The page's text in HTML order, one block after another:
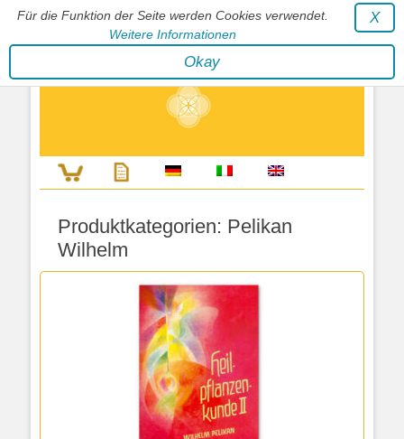
Für die Funktion der Seite werden Cookies verwendet.
Weitere Informationen
X
Okay
Stephan Wunderlich Verlag
Literatur zur Förderung der Gestaltfähigkeit des Lebens
Produktkategorien: Pelikan
Wilhelm